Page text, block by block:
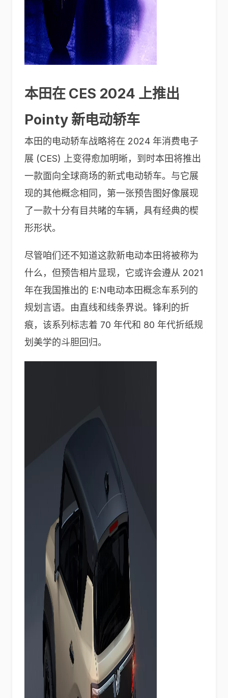
本田在 CES 2024 上推出
Pointy 新电动轿车
本田的电动轿车战略将在 2024 年消费电子
展 (CES) 上变得愈加明晰，到时本田将推出
一款面向全球商场的新式电动轿车。与它展
现的其他概念相同，第一张预告图好像展现
了一款十分有目共睹的车辆，具有经典的楔
形形状。
尽管咱们还不知道这款新电动本田将被称为
什么，但预告相片显现，它或许会遵从 2021
年在我国推出的 E:N电动本田概念车系列的
规划言语。由直线和线条界说。锋利的折
痕，该系列标志着 70 年代和 80 年代折纸规
划美学的斗胆回归。